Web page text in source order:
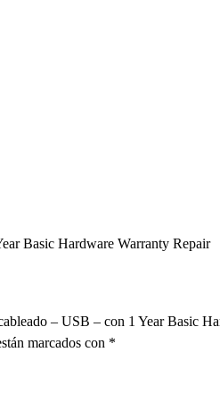
Basic Hardware Warranty Repair
– USB – con 1 Year Basic
marcados con *